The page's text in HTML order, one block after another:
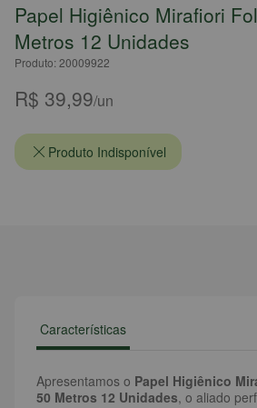
Papel Higiênico Mirafiori
Metros 12 Unidades
Produto: 20009922
R$ 39,99/un
Produto Indisponível
Características
Apresentamos o Papel Higiênico
50 Metros 12 Unidades, o aliado